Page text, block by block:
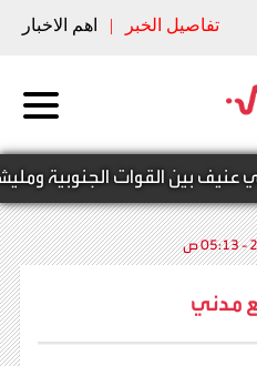
تفاصيل الخبر | اهم الاخبار